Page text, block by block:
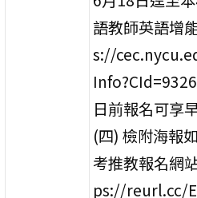
語教師英語增
s://
日前報名可享
(四) 檢附海報
考推教報名網
ps://reurl.cc/